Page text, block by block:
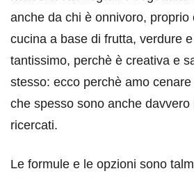
anche da chi è onnivoro, proprio
cucina a base di frutta, verdure
tantissimo, perchè è creativa e
stesso: ecco perchè amo
che spesso sono anche davvero
ricercati.
Le formule e le opzioni sono